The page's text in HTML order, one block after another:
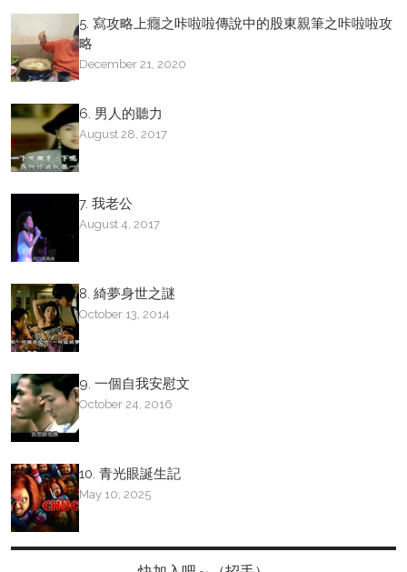
5. 寫攻略上癮之咔啦啦傳說中的股東親筆之咔啦啦攻
略
December 21, 2020
6. 男人的聽力
August 28, 2017
7. 我老公
August 4, 2017
8. 綺夢身世之謎
October 13, 2014
9. 一個自我安慰文
October 24, 2016
10. 青光眼誕生記
May 10, 2025